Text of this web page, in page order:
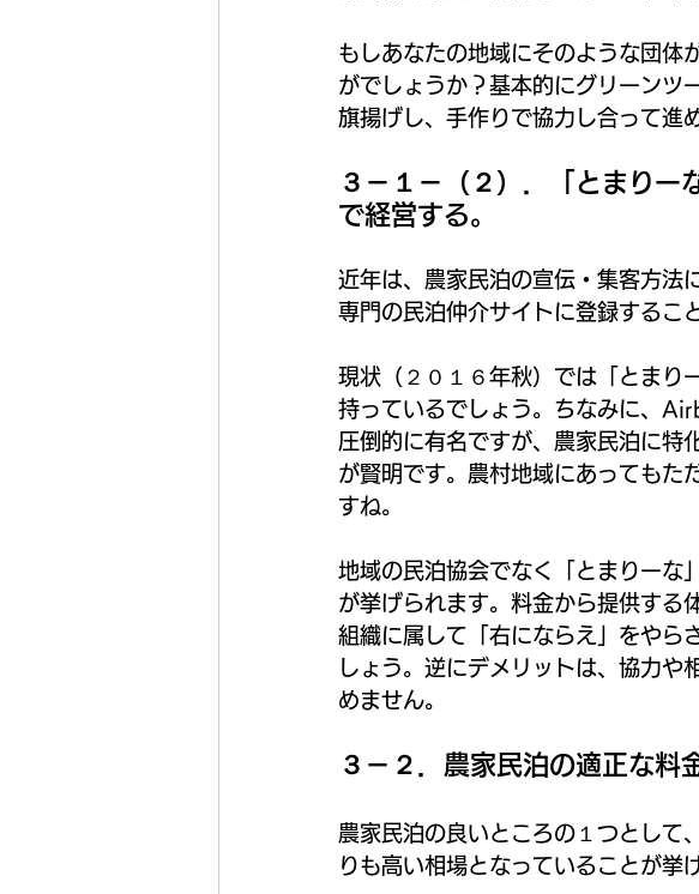
もしあなたの地域にそのような団体
がでしょうか？基本的にグリーンツ
旗揚げし、手作りで協力し合って進
３－１－（２）．「とまりー
で経営する。
近年は、農家民泊の宣伝・集客方法
専門の民泊仲介サイトに登録すること
現状（２０１６年秋）では「とまり
持っているでしょう。ちなみに、
圧倒的に有名ですが、農家民泊に特
が賢明です。農村地域にあっても
すね。
地域の民泊協会でなく「とまりーな
が挙げられます。料金から提供する
組織に属して「右にならえ」をやら
しょう。逆にデメリットは、協力や
めません。
３－２．農家民泊の適正な料
農家民泊の良いところの１つとし
りも高い相場となっていることが挙